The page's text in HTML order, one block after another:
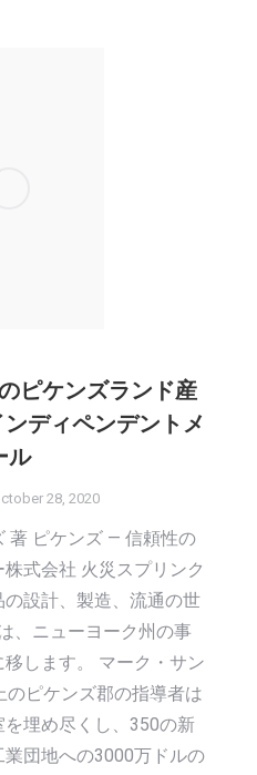
ピケンズランド産
ディペンデントメ
ル
28, 2020
著 ピケンズ — 信頼性の
式会社 火災スプリンク
設計、製造、流通の世
、ニューヨーク州の事
します。 マーク・サン
のピケンズ郡の指導者は
埋め尽くし、350の新
団地への3000万ドルの